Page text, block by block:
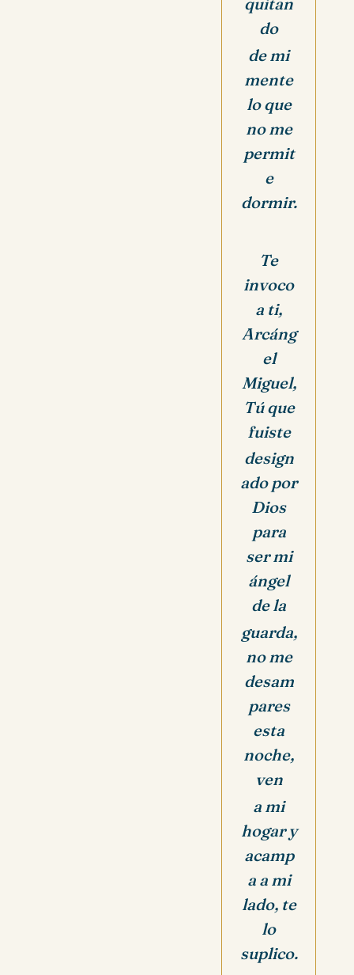
do
de mi
mente
lo que
no me
permit
e
dormir.
Te
invoco
a ti,
Arcáng
el
Miguel,
Tú que
fuiste
design
ado por
Dios
para
ser mi
ángel
de la
guarda,
no me
desam
pares
esta
noche,
ven
a mi
hogar y
acamp
a a mi
lado, te
lo
suplico.